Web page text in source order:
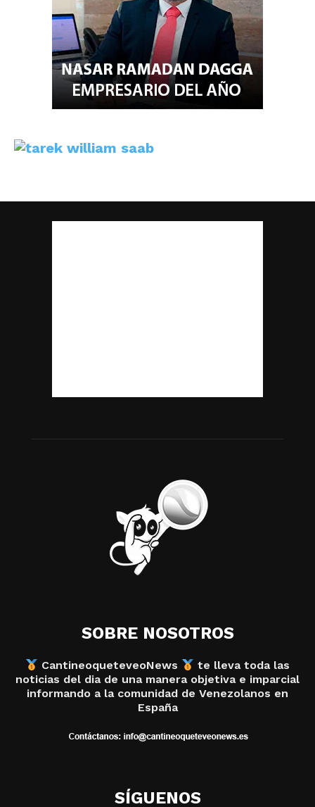
SOBRE NOSOTROS
CantineoqueteveoNews
te lleva toda las
noticias del dia de una manera objetiva e imparcial
informando a la comunidad de Venezolanos en
España
SÍGUENOS